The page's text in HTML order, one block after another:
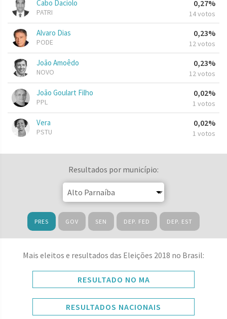
Cabo Daciolo
PATRI
0,27%
14 votos
Alvaro Dias
PODE
0,23%
12 votos
João Amoêdo
NOVO
0,23%
12 votos
João Goulart Filho
PPL
0,02%
1 votos
Vera
PSTU
0,02%
1 votos
Resultados por município:
PRES GOV SEN DEP. FED DEP. EST
Mais eleitos e resultados das Eleições 2018 no Brasil:
RESULTADO NO MA
RESULTADOS NACIONAIS